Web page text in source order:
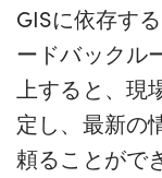
GISに依存す
ードバックル
上すると、
定し、最新の
頼ることがで